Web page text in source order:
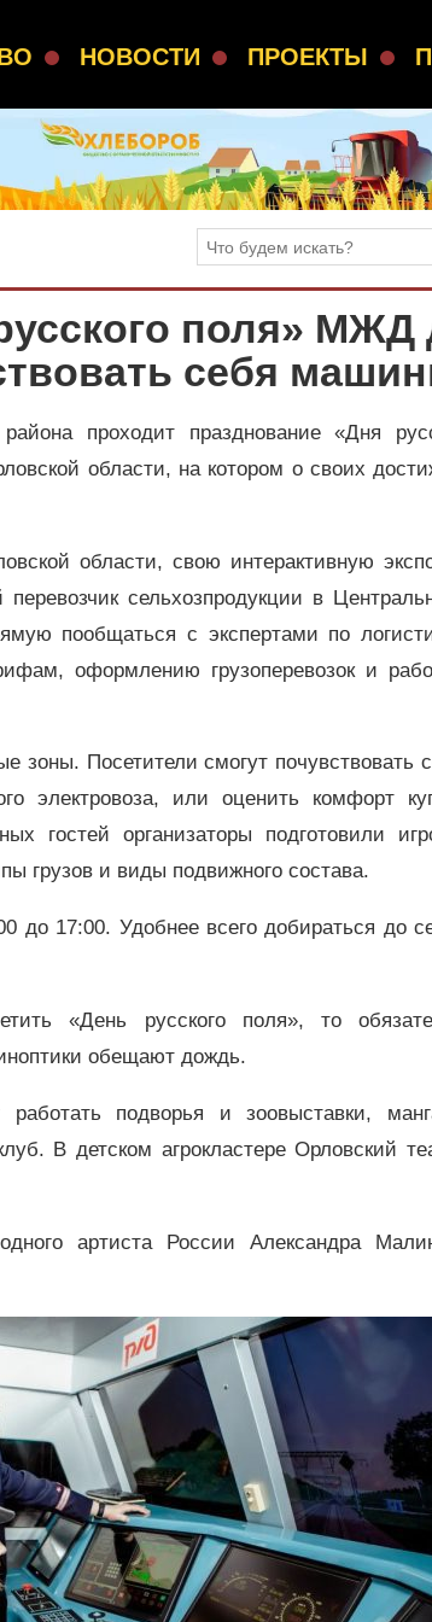
НОВОСТИ ПРОЕКТЫ
поля» МЖД
себя
проходит празднование «Дня
области, на котором о своих
области, свою интерактивную
перевозчик сельхозпродукции в
пообщаться с экспертами по
оформлению грузоперевозок и
зоны. Посетители смогут почувствовать
электровоза, или оценить комфорт
гостей организаторы подготовили
грузов и виды подвижного состава.
17:00. Удобнее всего добираться до
«День русского поля», то
обещают дождь.
подворья и зоовыставки,
В детском агрокластере Орловский
артиста России Александра